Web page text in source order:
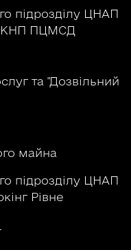
підрозділу ЦНАП
КНП ПЦМСД
та "Дозвільний
майна
підрозділу ЦНАП
Рівне